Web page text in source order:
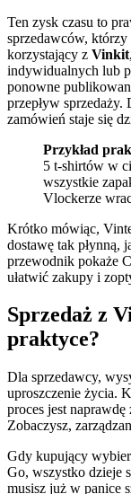
Ten zysk czasu to
sprzedawców, którzy
korzystający z Vinkit
indywidualnych lub
ponowne
przepływ
zamówień staje się
Przykład
5 t-shirtów w
wszystkie
Vlockerze
Krótko mówiąc,
dostawę tak płynną,
przewodnik pokaże
ułatwić zakupy i
Sprzedaż z
praktyce?
Dla sprzedawcy,
uproszczenie życia.
proces jest
Zobaczysz,
Gdy kupujący
Go, wszystko dzieje
musisz już w panice